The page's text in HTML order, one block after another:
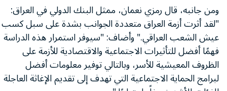
ومن جانبه، قال رمزي نعمان، ممثل البنك الدولي في العراق:
"لقد أثرت أزمة العراق متعددة الجوانب بشدة على سبل كسب
عيش الشعب العراقي." وأضاف: "سيوفر استمرار هذه الدراسة
فهمًا أفضل للتأثيرات الاجتماعية والاقتصادية للأزمة على
الظروف المعيشية للأسر، وبالتالي توفير معلومات أفضل
لبرامج الحماية الاجتماعية التي تهدف إلى تقديم الإغاثة العاجلة